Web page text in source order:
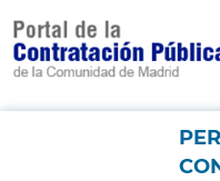
contenido
principal
Menú PCON
Suministro e